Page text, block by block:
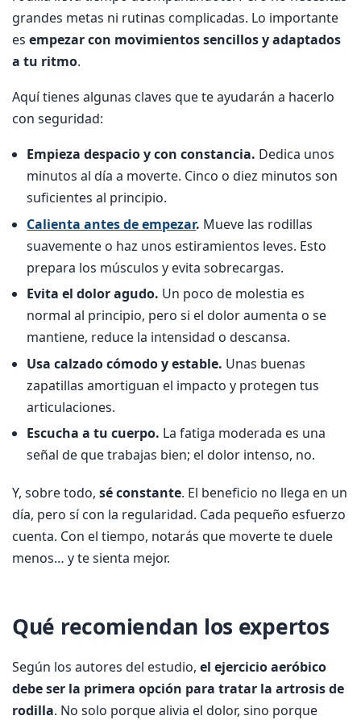
grandes metas ni rutinas complicadas. Lo importante
es empezar con movimientos sencillos y adaptados
a tu ritmo.
Aquí tienes algunas claves que te ayudarán a hacerlo
con seguridad:
Empieza despacio y con constancia. Dedica unos
minutos al día a moverte. Cinco o diez minutos son
suficientes al principio.
Calienta antes de empezar. Mueve las rodillas
suavemente o haz unos estiramientos leves. Esto
prepara los músculos y evita sobrecargas.
Evita el dolor agudo. Un poco de molestia es
normal al principio, pero si el dolor aumenta o se
mantiene, reduce la intensidad o descansa.
Usa calzado cómodo y estable. Unas buenas
zapatillas amortiguan el impacto y protegen tus
articulaciones.
Escucha a tu cuerpo. La fatiga moderada es una
señal de que trabajas bien; el dolor intenso, no.
Y, sobre todo, sé constante. El beneficio no llega en un
día, pero sí con la regularidad. Cada pequeño esfuerzo
cuenta. Con el tiempo, notarás que moverte te duele
menos… y te sienta mejor.
Qué recomiendan los expertos
Según los autores del estudio, el ejercicio aeróbico
debe ser la primera opción para tratar la artrosis de
rodilla. No solo porque alivia el dolor, sino porque